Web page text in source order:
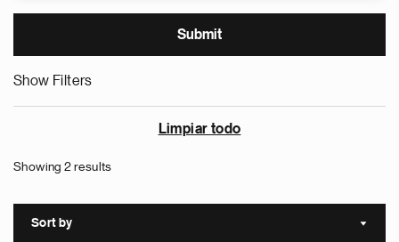
Show Filters
Limpiar todo
Showing 2 results
Sort by Sort